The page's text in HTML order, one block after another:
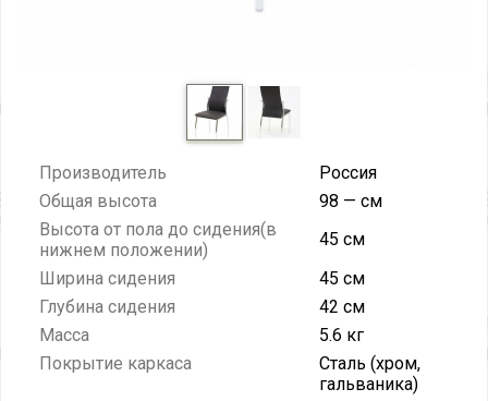
Производитель
Россия
Общая высота
98 — см
Высота от пола до сидения(в
нижнем положении)
45 см
Ширина сидения
45 см
Глубина сидения
42 см
Масса
5.6 кг
Покрытие каркаса
Сталь (хром,
гальваника)